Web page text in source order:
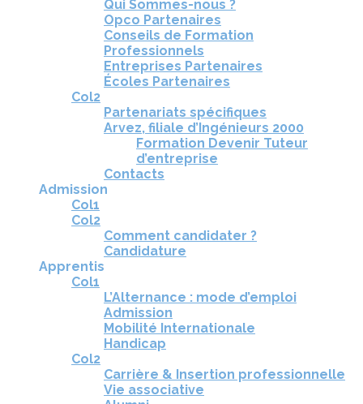
Qui Sommes-nous ?
Opco Partenaires
Conseils de Formation
Professionnels
Entreprises Partenaires
Écoles Partenaires
Col2
Partenariats spécifiques
Arvez, filiale d’Ingénieurs 2000
Formation Devenir Tuteur
d’entreprise
Contacts
Admission
Col1
Col2
Comment candidater ?
Candidature
Apprentis
Col1
L’Alternance : mode d’emploi
Admission
Mobilité Internationale
Handicap
Col2
Carrière & Insertion professionnelle
Vie associative